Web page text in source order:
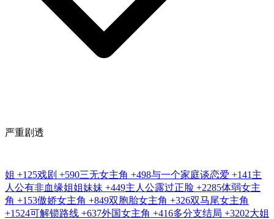
严重剧透
姐 +125戏剧 +590三无女主角 +498与一个家庭谈恋爱 +141 主
人公有非血缘姐姐妹妹 +449主人公露过正脸 +2285体弱女主
角 +153傲娇女主角 +849双胞胎女主角 +326双马尾女主角
+1524可解锁路线 +637外国女主角 +416多分支结局 +3202大姐